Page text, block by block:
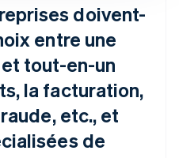
doivent-
entre une
tout-en-un
la facturation,
etc., et
de